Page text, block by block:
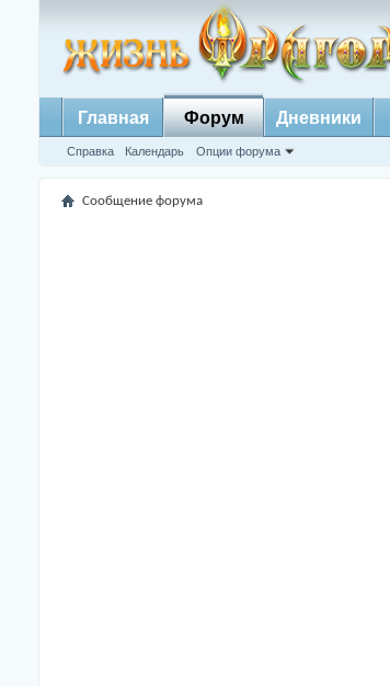
Главная Форум
Справка Календарь Опции форума
Дневники
Сообщение форума